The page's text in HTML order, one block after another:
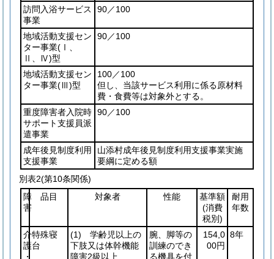
訪問入浴サービス
事業
90／100
地域活動支援セン
ター事業(Ⅰ、
Ⅱ、Ⅳ)型
90／100
地域活動支援セン
ター事業(Ⅲ)型
100／100
但し、当該サービス利用に係る原材料
費・食費等は対象外とする。
重度障害者入院時
サポート支援員派
遣事業
90／100
成年後見制度利用
支援事業
山添村成年後見制度利用支援事業実施
要綱に定める額
別表2(第10条関係)
障
害
品目 対象者 性能
基準額
(消費
税別)
耐用
年数
介
護
・
特殊寝
台
(1) 学齢児以上の
下肢又は体幹機能
障害2級以上
腕、脚等の
訓練のでき
る機具を付
154,0
00円
8年